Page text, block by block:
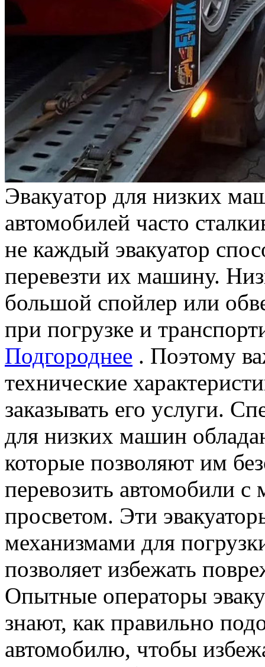
Эвaкуaтoр для низкиx
автомобилей часто
не каждый эвакуатор
перевезти их машину.
большой спойлер или
при погрузке и
Подгороднее . Поэтому
технические
заказывать его услуги.
для низких машин
которые позволяют им
перевозить автомобили
просветом. Эти
механизмами для
позволяет избежать
Опытные операторы
знают, как правильно
автомобилю, чтобы